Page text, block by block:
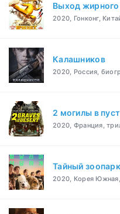
Выход
2020, Гонконг,
Калашников
2020, Россия,
2 могилы в
2020, Франция,
Тайный зоопарк
2020, Корея